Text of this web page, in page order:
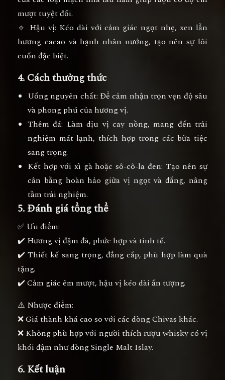
mượt tuyệt đối.
🔹 Hậu vị: Kéo dài với cảm giác ngọt nhẹ, xen lẫn
hương cacao và hạnh nhân nướng, tạo nên sự lôi
cuốn đặc biệt.
4. Cách thưởng thức
Uống nguyên chất: Để cảm nhận trọn vẹn độ sâu
và phong phú của hương vị.
Thêm đá: Làm dịu vị cay nồng, mang đến trải
nghiệm mát lạnh, thích hợp trong các bữa tiệc
sang trọng.
Kết hợp với xì gà hoặc sô-cô-la đen: Tạo nên sự
cân bằng hoàn hảo giữa vị ngọt và đắng, nâng
tầm trải nghiệm.
5. Đánh giá tổng thể
✅ Ưu điểm:
✔️ Hương vị đậm đà, phức hợp và tinh tế.
✔️ Thiết kế sang trọng, đẳng cấp, phù hợp làm quà
tặng.
✔️ Cảm giác êm mượt, hậu vị kéo dài ấn tượng.
⚠️ Nhược điểm:
❌ Giá thành khá cao so với các dòng Chivas khác.
❌ Không phù hợp với người thích rượu whisky có vị
khói đậm như dòng Single Malt Islay.
6. Kết luận